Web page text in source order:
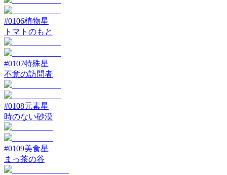
#0106植物星
トマトのもと
#0107特殊星
不意の訪問者
#0108元素星
時のない砂漠
#0109美食星
まっ茶の谷